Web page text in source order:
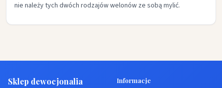
nie należy tych dwóch rodzajów welonów ze sobą mylić.​
Sklep dewocjonalia Informacje